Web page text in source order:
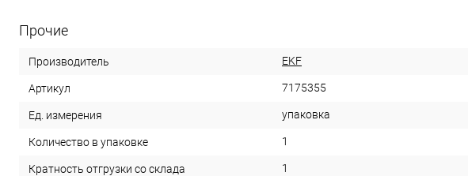
Прочие
Производитель EKF
Артикул 7175355
Ед. измерения упаковка
Количество в упаковке 1
Кратность отгрузки со склада 1